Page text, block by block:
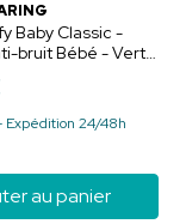
Baby Classic -
bruit Bébé - Vert
Expédition 24/48h
au panier